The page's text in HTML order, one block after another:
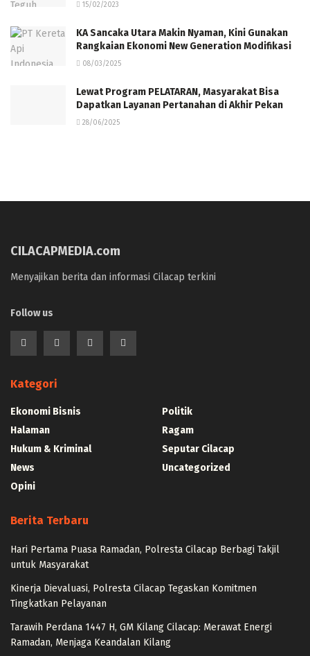
15/02/2023
KA Sancaka Utara Makin Nyaman, Kini Gunakan
Rangkaian Ekonomi New Generation Modifikasi
08/03/2025
Lewat Program PELATARAN, Masyarakat Bisa
Dapatkan Layanan Pertanahan di Akhir Pekan
28/06/2025
CILACAPMEDIA.com
Menyajikan berita dan informasi Cilacap terkini
Follow us
Kategori
Ekonomi Bisnis
Halaman
Hukum & Kriminal
News
Opini
Politik
Ragam
Seputar Cilacap
Uncategorized
Berita Terbaru
Hari Pertama Puasa Ramadan, Polresta Cilacap Berbagi Takjil
untuk Masyarakat
Kinerja Dievaluasi, Polresta Cilacap Tegaskan Komitmen
Tingkatkan Pelayanan
Tarawih Perdana 1447 H, GM Kilang Cilacap: Merawat Energi
Ramadan, Menjaga Keandalan Kilang